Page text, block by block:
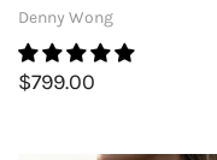
Denny Wong
$799.00